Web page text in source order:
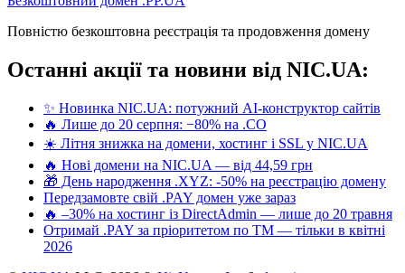
Повністю безкоштовна реєстрація та продовження домену
Останні акції та новини від NIC.UA:
✨ Новинка NIC.UA: потужний AI-конструктор сайтів
🔥 Лише до 20 серпня: −80% на .CO
☀️ Літня знижка на домени, хостинг і SSL у NIC.UA
🔥 Нові домени на NIC.UA — від 44,59 грн
🎁 День народження .XYZ: -50% на реєстрацію домену
Передзамовте свій .PAY домен уже зараз
🔥 –30% на хостинг із DirectAdmin — лише до 20 травня
Отримай .PAY за пріоритетом по ТМ — тільки в квітні
2026